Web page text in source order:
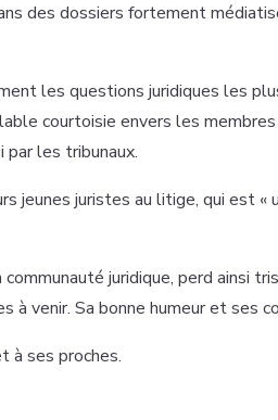
des dossiers fortement
les questions juridiques les
courtoisie envers les
par les tribunaux.
jeunes juristes au litige, qui est
juridique, perd ainsi
à venir. Sa bonne humeur et ses
à ses proches.